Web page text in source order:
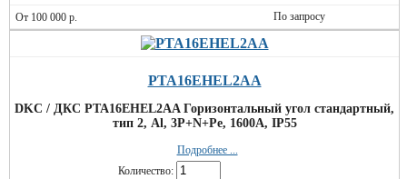
По запросу
PTA16EHEL2AA
DKC / ДКС PTA16EHEL2AA Горизонтальный угол стандартный,
тип 2, Al, 3P+N+Pe, 1600А, IP55
Подробнее ...
Количество: